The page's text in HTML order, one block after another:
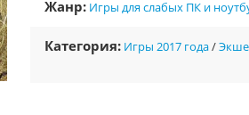
Жанр: Игры для слабых ПК и
Категория: Игры 2017 года/